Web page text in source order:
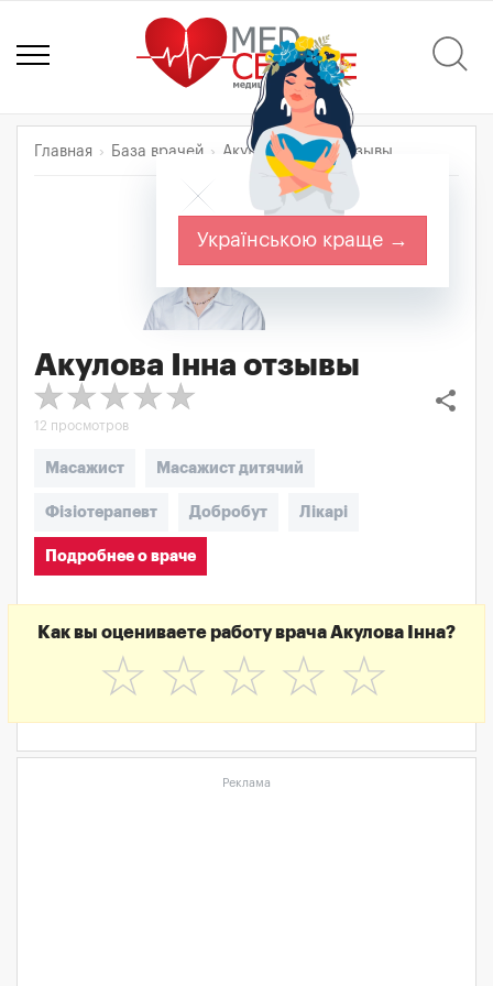
Главная База врачей Акулова Інна Отзывы
Акулова Інна отзывы
share
12 просмотров
Масажист Масажист дитячий
Фізіотерапевт Добробут Лікарі
Подробнее о враче
Как вы оцениваете работу врача Акулова Інна?
☆
☆
☆
☆
☆
Реклама
Українською краще →